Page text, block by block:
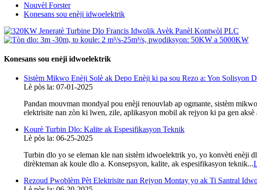
Nouvèl Forster
Konesans sou enèji idwoelektrik
Konesans sou enèji idwoelektrik
Sistèm Mikwo Enèji Solè ak Depo Enèji ki pa sou Rezo a: Yon Solisyon
Lè pòs la: 07-01-2025
Pandan mouvman mondyal pou enèji renouvlab ap ogmante, sistèm
elektrisite nan zòn ki lwen, zile, aplikasyon mobil ak rejyon ki pa gen aksè
Kourè Turbin Dlo: Kalite ak Espesifikasyon Teknik
Lè pòs la: 06-25-2025
Turbin dlo yo se eleman kle nan sistèm idwoelektrik yo, yo konvèti enèji
dirèkteman ak koule dlo a. Konsepsyon, kalite, ak espesifikasyon teknik...
Rezoud Pwoblèm Pèt Elektrisite nan Rejyon Montay yo ak Ti Santral